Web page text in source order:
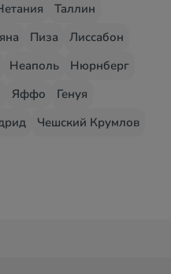
Таллин
Пиза
Лиссабон
Неаполь
Нюрнберг
Яффо
Генуя
Чешский Крумлов